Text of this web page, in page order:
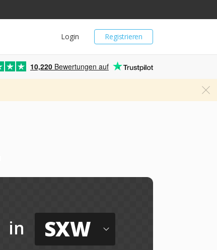
Registrieren
Login
10,220 Bewertungen auf
in SXW